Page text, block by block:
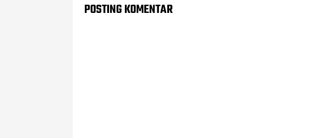
POSTING KOMENTAR